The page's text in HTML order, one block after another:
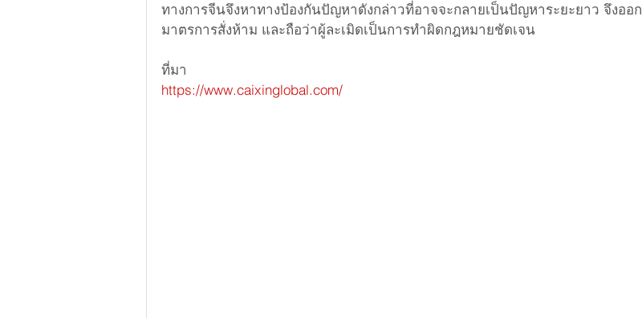
ทางการจีนจึงหาทางป้องกันปัญหาดังกล่าวที่อาจจะกลายเป็นปัญหาระยะยาว จึงออก
มาตรการสั่งห้าม และถือว่าผู้ละเมิดเป็นการทำผิดกฎหมายชัดเจน
ที่มา
https://www.caixinglobal.com/